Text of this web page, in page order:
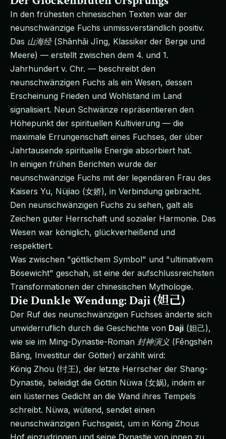
In den frühesten chinesischen Texten war der
neunschwänzige Fuchs unmissverständlich positiv.
Das 山海经(Shānhǎi Jīng, Klassiker der Berge und
Meere) — erstellt zwischen dem 4. und 1.
Jahrhundert v. Chr. — beschreibt den
neunschwänzigen Fuchs als ein Wesen, dessen
Erscheinung Frieden und Wohlstand im Land
signalisiert. Neun Schwänze repräsentieren den
Höhepunkt der spirituellen Kultivierung — die
maximale Errungenschaft eines Fuchses, der über
Jahrtausende spirituelle Energie absorbiert hat.
In einigen frühen Berichten wurde der
neunschwänzige Fuchs mit der legendären Frau des
Kaisers Yu, Nüjiao (女娇), in Verbindung gebracht.
Den neunschwänzigen Fuchs zu sehen, galt als
Zeichen guter Herrschaft und sozialer Harmonie. Das
Wesen war königlich, glückverheißend und
respektiert.
Was zwischen "göttlichem Symbol" und "ultimativem
Bösewicht" geschah, ist eine der aufschlussreichsten
Transformationen der chinesischen Mythologie.
Die Dunkle Wendung: Daji (妲己)
Der Ruf des neunschwänzigen Fuchses änderte sich
unwiderruflich durch die Geschichte von Daji (妲己),
wie sie im Ming-Dynastie-Roman 封神演义 (Fēngshén
Bǎng, Investitur der Götter) erzählt wird:
König Zhou (纣王), der letzte Herrscher der Shang-
Dynastie, beleidigt die Göttin Nüwa (女娲), indem er
ein lüsternes Gedicht an die Wand ihres Tempels
schreibt. Nüwa, wütend, sendet einen
neunschwänzigen Fuchsgeist, um in König Zhous
Hof einzudringen und seine Dynastie von innen zu